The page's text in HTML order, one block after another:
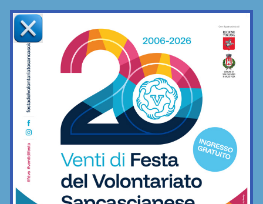
Arti marziali
Championship: grandi prestazioni degli
atleti del nostro territorio
Calcio
Un nuovo portiere per l’Impruneta
Tavarnuzze: arriva Lorenzo Merlini, ex
Grassina e Belmonte
Calcio
Juniores Impruneta Tavarnuzze,
confermato in panchina Francesco
Guidotti